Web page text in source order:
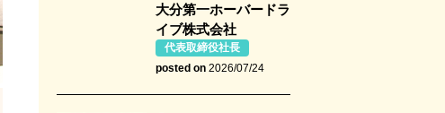
大分第一ホーバードラ
イブ株式会社
代表取締役社長
posted on 2026/07/24